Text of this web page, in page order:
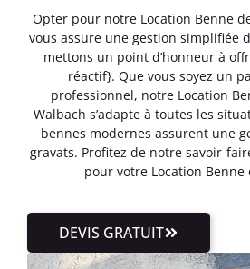
Opter pour notre Location Benne
vous assure une gestion simplifiée
mettons un point d’honneur à
réactif}. Que vous soyez un
professionnel, notre Location
Walbach s’adapte à toutes les
bennes modernes assurent une
gravats. Profitez de notre savoir-
pour votre Location Benne
DEVIS GRATUIT